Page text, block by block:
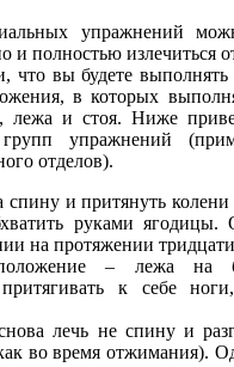
упражнений
и полностью излечиться
что вы будете выполнять
в которых
лежа и стоя. Ниже
групп упражнений
отделов).
и притянуть колени
руками ягодицы.
на протяжении
– лежа на
к себе
лечь не спину и
во время отжимания).